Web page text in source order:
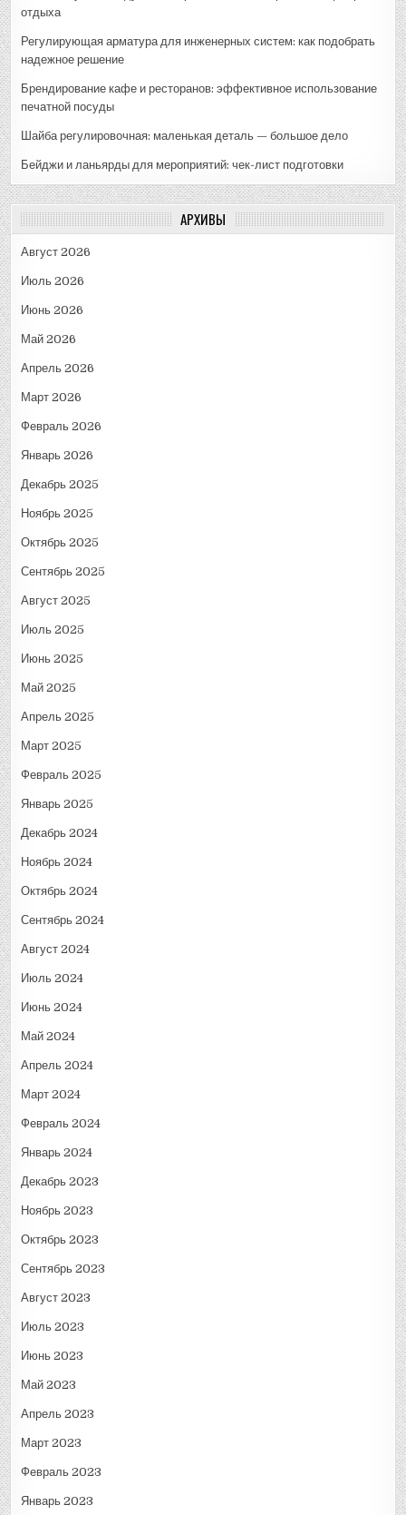
отдыха
Регулирующая арматура для инженерных систем: как подобрать
надежное решение
Брендирование кафе и ресторанов: эффективное использование
печатной посуды
Шайба регулировочная: маленькая деталь — большое дело
Бейджи и ланьярды для мероприятий: чек-лист подготовки
АРХИВЫ
Август 2026
Июль 2026
Июнь 2026
Май 2026
Апрель 2026
Март 2026
Февраль 2026
Январь 2026
Декабрь 2025
Ноябрь 2025
Октябрь 2025
Сентябрь 2025
Август 2025
Июль 2025
Июнь 2025
Май 2025
Апрель 2025
Март 2025
Февраль 2025
Январь 2025
Декабрь 2024
Ноябрь 2024
Октябрь 2024
Сентябрь 2024
Август 2024
Июль 2024
Июнь 2024
Май 2024
Апрель 2024
Март 2024
Февраль 2024
Январь 2024
Декабрь 2023
Ноябрь 2023
Октябрь 2023
Сентябрь 2023
Август 2023
Июль 2023
Июнь 2023
Май 2023
Апрель 2023
Март 2023
Февраль 2023
Январь 2023